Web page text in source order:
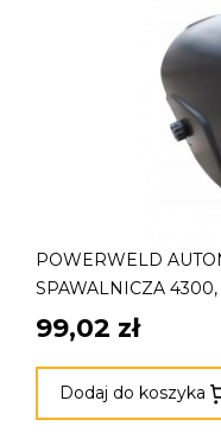
POWERWELD
SPAWALNICZA
99,02 zł
Dodaj do koszyka